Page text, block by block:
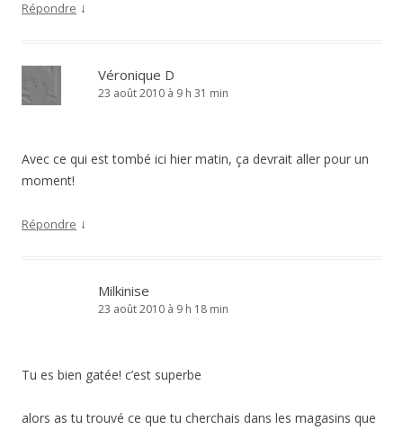
Répondre ↓
Véronique D
23 août 2010 à 9 h 31 min
Avec ce qui est tombé ici hier matin, ça devrait aller pour un
moment!
Répondre ↓
Milkinise
23 août 2010 à 9 h 18 min
Tu es bien gatée! c’est superbe
alors as tu trouvé ce que tu cherchais dans les magasins que